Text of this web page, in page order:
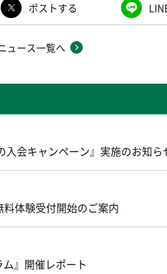
ポストする
ュース一覧へ
入会キャンペーン』実施のお知ら
体験受付開始のご案内
ム』開催レポート